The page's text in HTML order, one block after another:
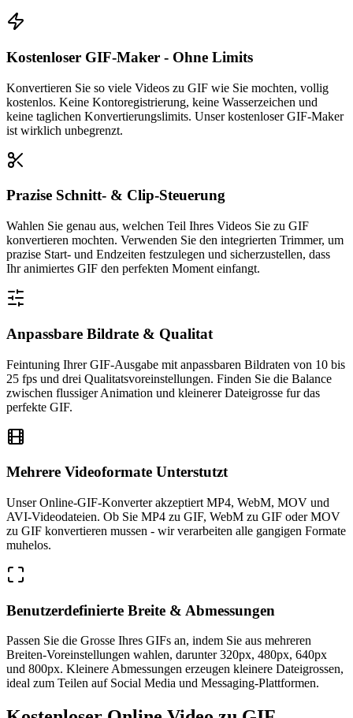
Kostenloser GIF-Maker - Ohne Limits
Konvertieren Sie so viele Videos zu GIF wie Sie mochten, vollig
kostenlos. Keine Kontoregistrierung, keine Wasserzeichen und
keine taglichen Konvertierungslimits. Unser kostenloser GIF-Maker
ist wirklich unbegrenzt.
Prazise Schnitt- & Clip-Steuerung
Wahlen Sie genau aus, welchen Teil Ihres Videos Sie zu GIF
konvertieren mochten. Verwenden Sie den integrierten Trimmer, um
prazise Start- und Endzeiten festzulegen und sicherzustellen, dass
Ihr animiertes GIF den perfekten Moment einfangt.
Anpassbare Bildrate & Qualitat
Feintuning Ihrer GIF-Ausgabe mit anpassbaren Bildraten von 10 bis
25 fps und drei Qualitatsvoreinstellungen. Finden Sie die Balance
zwischen flussiger Animation und kleinerer Dateigrosse fur das
perfekte GIF.
Mehrere Videoformate Unterstutzt
Unser Online-GIF-Konverter akzeptiert MP4, WebM, MOV und
AVI-Videodateien. Ob Sie MP4 zu GIF, WebM zu GIF oder MOV
zu GIF konvertieren mussen - wir verarbeiten alle gangigen Formate
muhelos.
Benutzerdefinierte Breite & Abmessungen
Passen Sie die Grosse Ihres GIFs an, indem Sie aus mehreren
Breiten-Voreinstellungen wahlen, darunter 320px, 480px, 640px
und 800px. Kleinere Abmessungen erzeugen kleinere Dateigrossen,
ideal zum Teilen auf Social Media und Messaging-Plattformen.